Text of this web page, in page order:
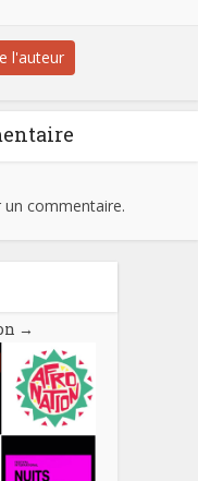
l'auteur
commentaire.
→